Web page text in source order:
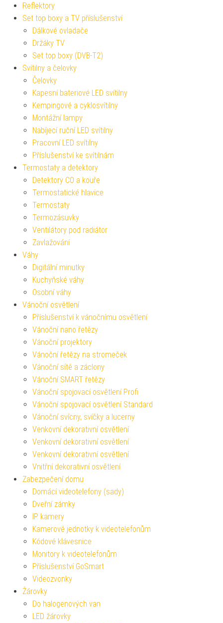
Reflektory
Set top boxy a TV příslušenství
Dálkové ovladače
Držáky TV
Set top boxy (DVB-T2)
Svítilny a čelovky
Čelovky
Kapesní bateriové LED svítilny
Kempingové a cyklosvítilny
Montážní lampy
Nabíjecí ruční LED svítilny
Pracovní LED svítilny
Příslušenství ke svítilnám
Termostaty a detektory
Detektory CO a kouře
Termostatické hlavice
Termostaty
Termozásuvky
Ventilátory pod radiátor
Zavlažování
Váhy
Digitální minutky
Kuchyňské váhy
Osobní váhy
Vánoční osvětlení
Příslušenství k vánočnímu osvětlení
Vánoční nano řetězy
Vánoční projektory
Vánoční řetězy na stromeček
Vánoční sítě a záclony
Vánoční SMART řetězy
Vánoční spojovací osvětlení Profi
Vánoční spojovací osvětlení Standard
Vánoční svícny, svíčky a lucerny
Venkovní dekorativní osvětlení
Venkovní dekorativní osvětlení
Venkovní dekorativní osvětlení
Vnitřní dekorativní osvětlení
Zabezpečení domu
Domácí videotelefony (sady)
Dveřní zámky
IP kamery
Kamerové jednotky k videotelefonům
Kódové klávesnice
Monitory k videotelefonům
Příslušenství GoSmart
Videozvonky
Žárovky
Do halogenových van
LED žárovky